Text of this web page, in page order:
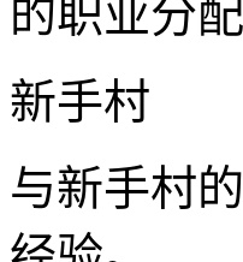
的职业分配
新手村
与新手村